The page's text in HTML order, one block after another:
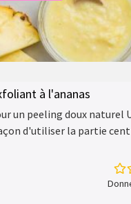
à l'ananas
un peeling doux naturel
d'utiliser la partie